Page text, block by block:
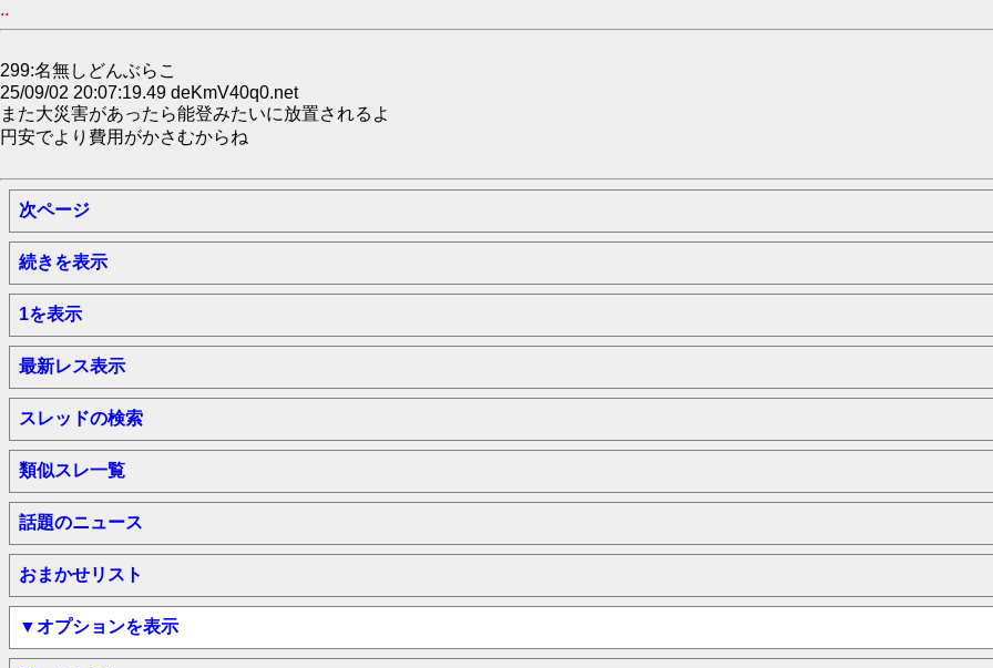
..
299:名無しどんぶらこ
25/09/02 20:07:19.49 deKmV40q0.net
また大災害があったら能登みたいに放置されるよ
円安でより費用がかさむからね
次ページ
続きを表示
1を表示
最新レス表示
スレッドの検索
類似スレ一覧
話題のニュース
おまかせリスト
▼オプションを表示